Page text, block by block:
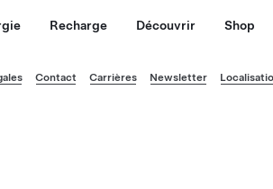
Recharge Découvrir Shop
Contact Carrières Newsletter